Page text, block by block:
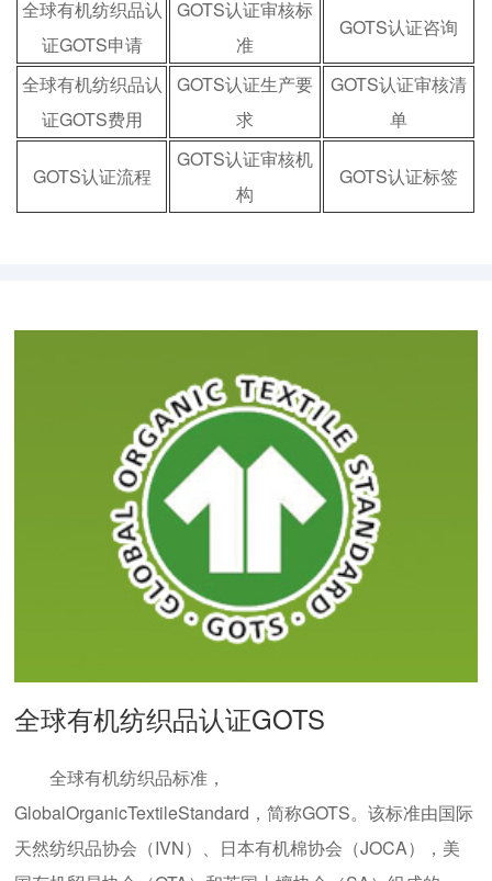
全球有机纺织品认
证GOTS申请
GOTS认证审核标
准
GOTS认证咨询
全球有机纺织品认
证GOTS费用
GOTS认证生产要
求
GOTS认证审核清
单
GOTS认证流程
GOTS认证审核机
构
GOTS认证标签
全球有机纺织品认证GOTS
全球有机纺织品标准，
GlobalOrganicTextileStandard，简称GOTS。该标准由国际
天然纺织品协会（IVN）、日本有机棉协会（JOCA），美